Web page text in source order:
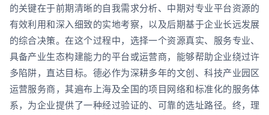
的关键在于前期清晰的自我需求分析、中期对专业平台资源的
有效利用和深入细致的实地考察，以及后期基于企业长远发展
的综合决策。在这个过程中，选择一个资源真实、服务专业、
具备产业生态构建能力的平台或运营商，能够帮助企业绕过许
多陷阱，直达目标。德必作为深耕多年的文创、科技产业园区
运营服务商，其遍布上海及全国的项目网络和标准化的服务体
系，为企业提供了一种经过验证的、可靠的选址路径。终，理